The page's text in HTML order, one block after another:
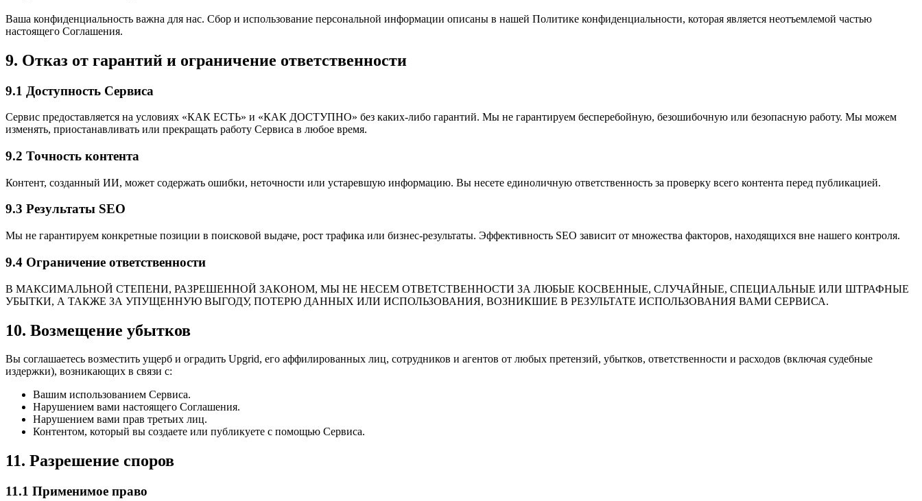
Ваша конфиденциальность важна для нас. Сбор и использование персональной информации описаны в нашей Политике конфиденциальности, которая является неотъемлемой частью
настоящего Соглашения.
9. Отказ от гарантий и ограничение ответственности
9.1 Доступность Сервиса
Сервис предоставляется на условиях «КАК ЕСТЬ» и «КАК ДОСТУПНО» без каких-либо гарантий. Мы не гарантируем бесперебойную, безошибочную или безопасную работу. Мы можем
изменять, приостанавливать или прекращать работу Сервиса в любое время.
9.2 Точность контента
Контент, созданный ИИ, может содержать ошибки, неточности или устаревшую информацию. Вы несете единоличную ответственность за проверку всего контента перед публикацией.
9.3 Результаты SEO
Мы не гарантируем конкретные позиции в поисковой выдаче, рост трафика или бизнес-результаты. Эффективность SEO зависит от множества факторов, находящихся вне нашего контроля.
9.4 Ограничение ответственности
В МАКСИМАЛЬНОЙ СТЕПЕНИ, РАЗРЕШЕННОЙ ЗАКОНОМ, МЫ НЕ НЕСЕМ ОТВЕТСТВЕННОСТИ ЗА ЛЮБЫЕ КОСВЕННЫЕ, СЛУЧАЙНЫЕ, СПЕЦИАЛЬНЫЕ ИЛИ ШТРАФНЫЕ
УБЫТКИ, А ТАКЖЕ ЗА УПУЩЕННУЮ ВЫГОДУ, ПОТЕРЮ ДАННЫХ ИЛИ ИСПОЛЬЗОВАНИЯ, ВОЗНИКШИЕ В РЕЗУЛЬТАТЕ ИСПОЛЬЗОВАНИЯ ВАМИ СЕРВИСА.
10. Возмещение убытков
Вы соглашаетесь возместить ущерб и оградить Upgrid, его аффилированных лиц, сотрудников и агентов от любых претензий, убытков, ответственности и расходов (включая судебные
издержки), возникающих в связи с:
Вашим использованием Сервиса.
Нарушением вами настоящего Соглашения.
Нарушением вами прав третьих лиц.
Контентом, который вы создаете или публикуете с помощью Сервиса.
11. Разрешение споров
11.1 Применимое право